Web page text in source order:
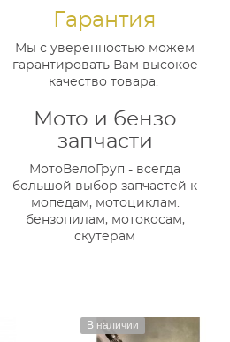
Гарантия
Мы с уверенностью можем
гарантировать Вам высокое
качество товара.
Мото и бензо
запчасти
МотоВелоГруп - всегда
большой выбор запчастей к
мопедам, мотоциклам.
бензопилам, мотокосам,
скутерам
В наличии